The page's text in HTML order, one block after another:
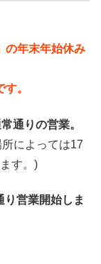
の年末年始休み
。
通りの営業。
によっては17
す。)
営業開始しま